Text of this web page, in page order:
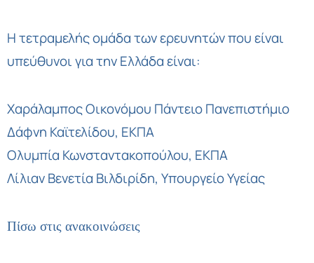
Η τετραμελής ομάδα των ερευνητών που είναι
υπεύθυνοι για την Ελλάδα είναι:
Χαράλαμπος Οικονόμου Πάντειο Πανεπιστήμιο
Δάφνη Καϊτελίδου, ΕΚΠΑ
Ολυμπία Κωνσταντακοπούλου, ΕΚΠΑ
Λίλιαν Βενετία Βιλδιρίδη, Υπουργείο Υγείας
Πίσω στις ανακοινώσεις